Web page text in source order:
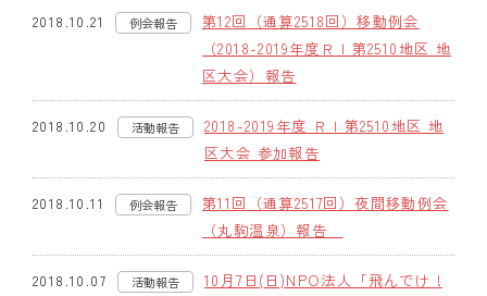
木曜会
歴代会長・幹事
記念誌
2018.10.21 例会報告
第12回（通算2518回）移動例会
（2018-2019年度ＲＩ第2510地区 地
区大会）報告
2018.10.20 活動報告
2018-2019年度 ＲＩ第2510地区 地
区大会 参加報告
2018.10.11 例会報告
第11回（通算2517回）夜間移動例会
（丸駒温泉）報告
2018.10.07 活動報告
10月7日(日)NPO法人「飛んでけ !